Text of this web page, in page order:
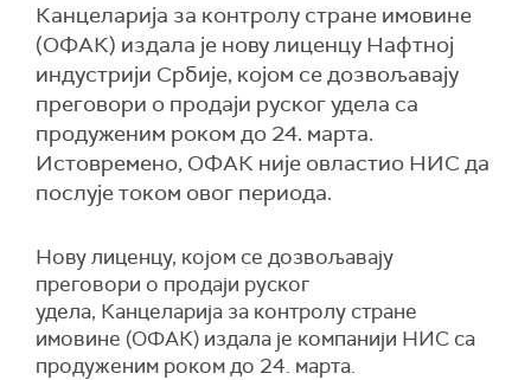
Канцеларија за контролу стране имовине
(ОФАК) издала је нову лиценцу Нафтној
индустрији Србије, којом се дозвољавају
преговори о продаји руског удела са
продуженим роком до 24. марта.
Истовремено, ОФАК није овластио НИС да
послује током овог периода.
Нову лиценцу, којом се дозвољавају
преговори о продаји руског
удела, Канцеларија за контролу стране
имовине (ОФАК) издала је компанији НИС са
продуженим роком до 24. марта.